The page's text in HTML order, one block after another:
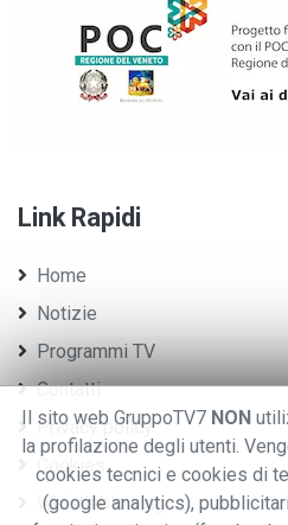
Link Rapidi
Home
Notizie
Programmi TV
Contatti
Privacy policy
Cookies
Whistleblowing
Il sito web GruppoTV7 NON
la profilazione degli utenti.
cookies tecnici e cookies di
(google analytics),